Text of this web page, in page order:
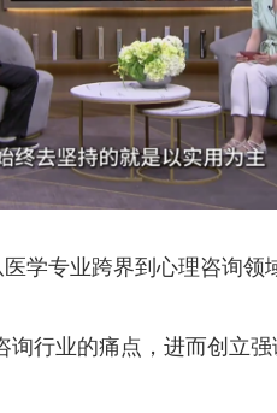
专业跨界到心理咨询领
业的痛点，进而创立强